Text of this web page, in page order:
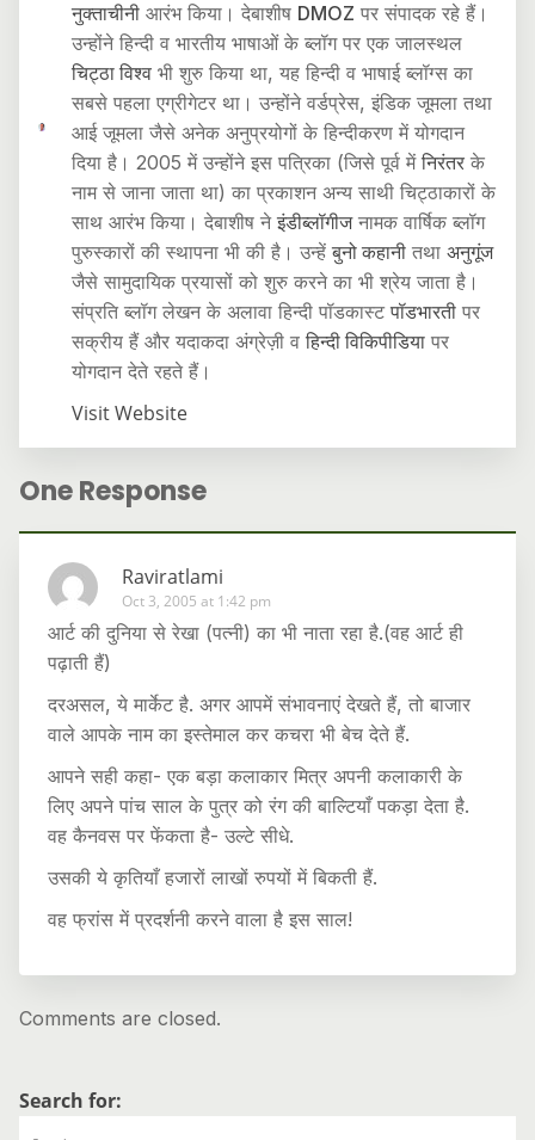
नुक्ताचीनी आरंभ किया। देबाशीष DMOZ पर संपादक रहे हैं।
उन्होंने हिन्दी व भारतीय भाषाओं के ब्लॉग पर एक जालस्थल
चिट्ठा विश्व भी शुरु किया था, यह हिन्दी व भाषाई ब्लॉग्स का
सबसे पहला एग्रीगेटर था। उन्होंने वर्डप्रेस, इंडिक जूमला तथा
आई जूमला जैसे अनेक अनुप्रयोगों के हिन्दीकरण में योगदान
दिया है। 2005 में उन्होंने इस पत्रिका (जिसे पूर्व मेंनिरंतर के
नाम से जाना जाता था) का प्रकाशन अन्य साथी चिट्ठाकारों के
साथ आरंभ किया। देबाशीष नेइंडीब्लॉगीजनामक वार्षिक ब्लॉग
पुरुस्कारों की स्थापना भी की है। उन्हेंबुनो कहानी तथाअनुगूंज
जैसे सामुदायिक प्रयासों को शुरु करने का भी श्रेय जाता है।
संप्रति ब्लॉग लेखन के अलावा हिन्दी पॉडकास्टपॉडभारती पर
सक्रीय हैं और यदाकदा अंग्रेज़ी वहिन्दी विकिपीडिया पर
योगदान देते रहते हैं।
Visit Website
One Response
Raviratlami
Oct 3, 2005 at 1:42 pm
आर्ट की दुनिया से रेखा (पत्नी) का भी नाता रहा है.(वह आर्ट ही
पढ़ाती हैं)
दरअसल, ये मार्केट है. अगर आपमें संभावनाएं देखते हैं, तो बाजार
वाले आपके नाम का इस्तेमाल कर कचरा भी बेच देते हैं.
आपने सही कहा- एक बड़ा कलाकार मित्र अपनी कलाकारी के
लिए अपने पांच साल के पुत्र को रंग की बाल्टियाँ पकड़ा देता है.
वह कैनवस पर फेंकता है- उल्टे सीधे.
उसकी ये कृतियाँ हजारों लाखों रुपयों में बिकती हैं.
वह फ्रांस में प्रदर्शनी करने वाला है इस साल!
Comments are closed.
Search for: